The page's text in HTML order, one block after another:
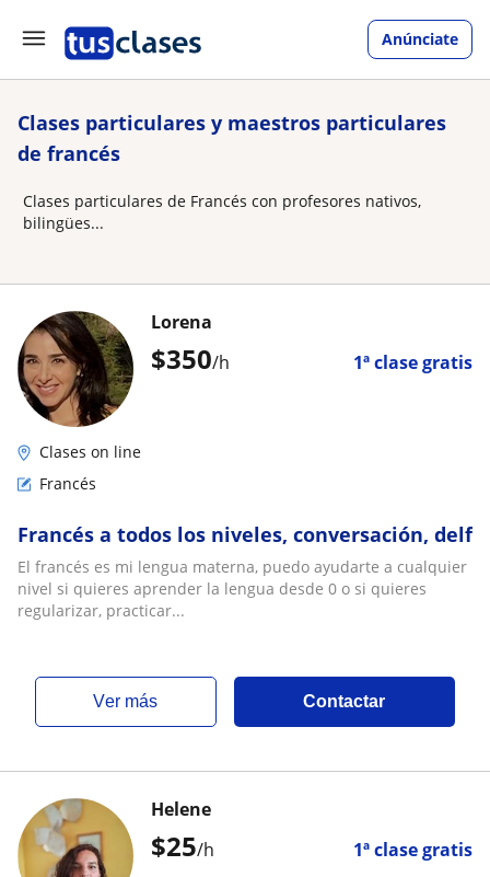
Anúnciate
Clases particulares y maestros particulares
de francés
Clases particulares de Francés con profesores nativos,
bilingües...
$350/h 1ª clase gratis
Lorena
Clases on line
Francés
Francés a todos los niveles, conversación, delf
El francés es mi lengua materna, puedo ayudarte a cualquier
nivel si quieres aprender la lengua desde 0 o si quieres
regularizar, practicar...
ver más Contactar
$25/h 1ª clase gratis
Helene